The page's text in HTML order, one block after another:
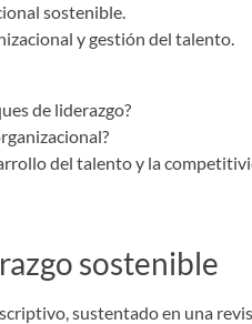
sostenible.
y gestión del talento.
de liderazgo?
del talento y la
sostenible
sustentado en una